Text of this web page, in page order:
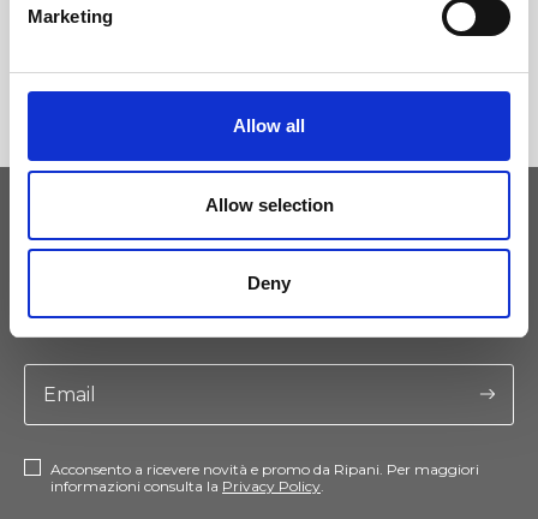
Marketing
Allow all
Allow selection
Deny
Tieniti aggiornato
Acconsento a ricevere novità e promo da Ripani. Per maggiori
informazioni consulta la Privacy Policy